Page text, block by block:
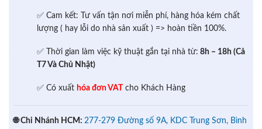
✅ Cam kết: Tư vấn tận nơi miễn phí, hàng hóa kém chất
lượng ( hay lỗi do nhà sản xuất ) => hoàn tiền 100%.
✅ Thời gian làm việc kỹ thuật gắn tại nhà từ: 8h – 18h (Cả
T7 Và Chủ Nhật)
✅ Có xuất hóa đơn VAT cho Khách Hàng
🌐 Chi Nhánh HCM: 277-279 Đường số 9A, KDC Trung Sơn, Bình